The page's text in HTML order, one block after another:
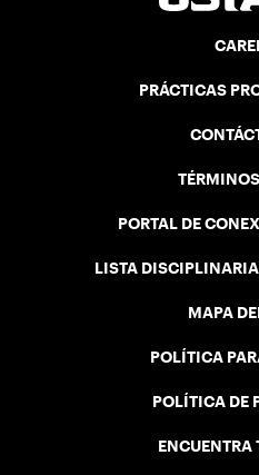
PRÁCTICAS
PORTAL DE
LISTA DISCIPLINARIA
MAPA
POLÍTICA
POLÍTICA DE
ENCUENTRA